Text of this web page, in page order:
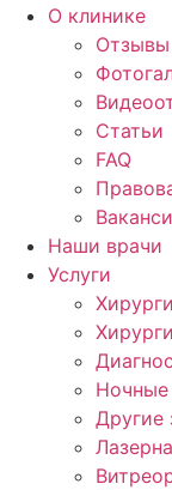
О клинике
Отзывы
Статьи
FAQ
Наши врачи
Услуги
Ночные
Другие